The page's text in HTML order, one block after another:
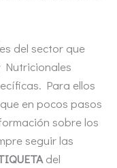
del sector que
Para ellos
en pocos pasos
sobre los
seguir las
del